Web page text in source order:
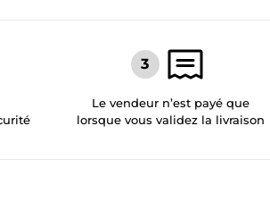
Le vendeur n’est payé que
lorsque vous validez la livraison